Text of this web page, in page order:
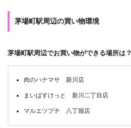
茅場町駅周辺の買い物環境
茅場町駅周辺でお買い物ができる場所は？
肉のハナマサ 新川店
まいばすけっと 新川二丁目店
マルエツプチ 八丁堀店